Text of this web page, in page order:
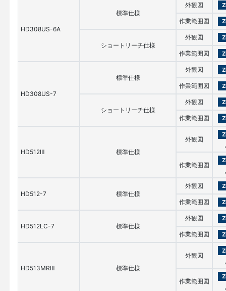
HD308US-6A
標準仕様
外観図
作業範囲図
ショートリーチ仕様
外観図
作業範囲図
HD308US-7
標準仕様
外観図
作業範囲図
ショートリーチ仕様
外観図
作業範囲図
HD512Ⅲ 標準仕様
外観図
,
作業範囲図
,
HD512-7 標準仕様
外観図
作業範囲図
HD512LC-7 標準仕様
外観図
作業範囲図
HD513MRⅢ 標準仕様
外観図
,
作業範囲図
,